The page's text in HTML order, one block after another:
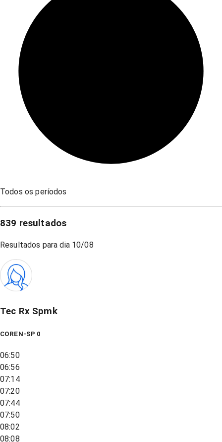
Todos os períodos
839 resultados
Resultados para dia 10/08
Tec Rx Spmk
COREN-SP 0
06:50
06:56
07:14
07:20
07:44
07:50
08:02
08:08